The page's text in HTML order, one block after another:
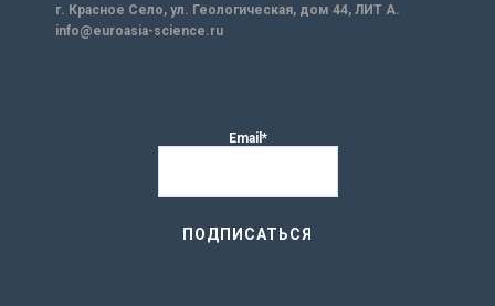
г. Красное Село, ул. Геологическая, дом 44, ЛИТ А.
info@euroasia-science.ru
Email*